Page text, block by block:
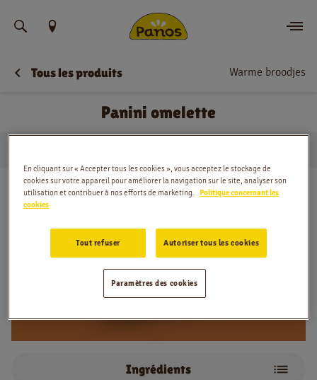
Trouvez votre emplacement
Commander
Nouvelles
Magasins
Application
Contact
Jobs
NL FR
Tous les produits Warme broodjes
Panini omelette
Ingrédients
En cliquant sur « Accepter tous les cookies », vous acceptez le stockage de
cookies sur votre appareil pour améliorer la navigation sur le site, analyser son
utilisation et contribuer à nos efforts de marketing. Politique concernant les
cookies
Tout refuser Autoriser tous les cookies
Paramètres des cookies